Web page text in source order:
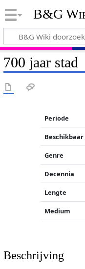
B&G
700 jaar stad
Periode
Genre
Decennia
Lengte
Medium
Beschrijving